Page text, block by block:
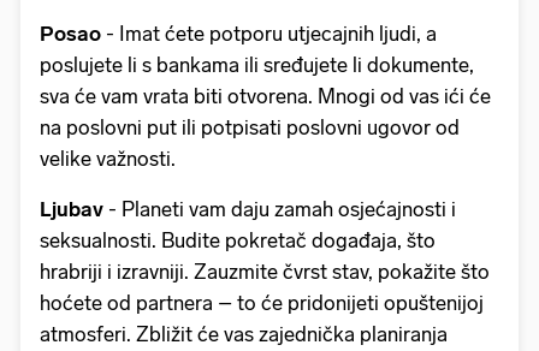
Posao - Imat ćete potporu utjecajnih ljudi, a
poslujete li s bankama ili sređujete li dokumente,
sva će vam vrata biti otvorena. Mnogi od vas ići će
na poslovni put ili potpisati poslovni ugovor od
velike važnosti.
Ljubav - Planeti vam daju zamah osjećajnosti i
seksualnosti. Budite pokretač događaja, što
hrabriji i izravniji. Zauzmite čvrst stav, pokažite što
hoćete od partnera – to će pridonijeti opuštenijoj
atmosferi. Zbližit će vas zajednička planiranja